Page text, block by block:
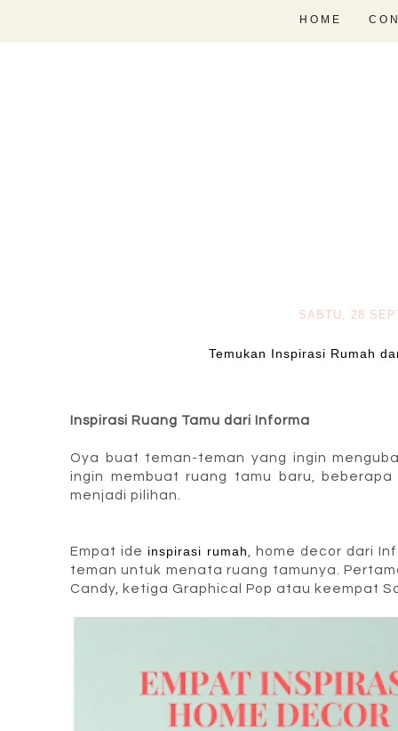
HOME
SABTU, 28
Temukan Inspirasi Rumah
Inspirasi Ruang Tamu dari Informa
Oya buat teman-teman yang ingin
ingin membuat ruang tamu baru,
menjadi pilihan.
Empat ide inspirasi rumah
, home decor dari
teman untuk menata ruang tamunya.
Candy, ketiga Graphical Pop atau keempat